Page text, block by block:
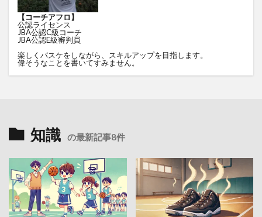
【コーチアフロ】
公認ライセンス
JBA公認C級コーチ
JBA公認E級審判員
楽しくバスケをしながら、スキルアップを目指します。
偉そうなことを書いてすみません。
知識 の最新記事8件